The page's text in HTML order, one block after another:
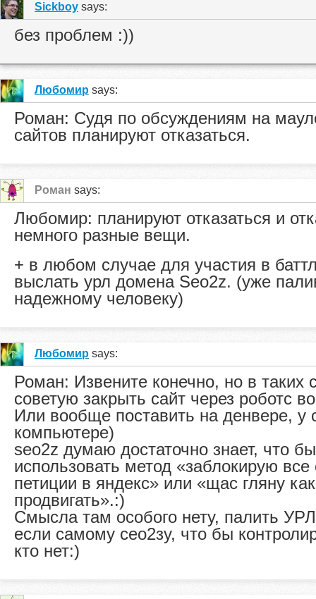
Sickboy says:
без проблем :))
Любомир says:
Роман: Судя по обсуждениям на
сайтов планируют отказаться.
Роман says:
Любомир: планируют отказаться и
немного разные вещи.
+ в любом случае для участия в
выслать урл домена Seo2z. (уже
надежному человеку)
Любомир says:
Роман: Извените конечно, но в таких
советую закрыть сайт через роботс
Или вообще поставить на денвере, у
компьютере)
seo2z думаю достаточно знает, что
использовать метод «заблокирую все
петиции в яндекс» или «щас гляну
продвигать».:)
Смысла там особого нету, палить
если самому сео2зу, что бы
кто нет:)